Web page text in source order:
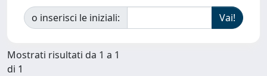
o inserisci le iniziali:
Mostrati risultati da 1 a 1
di 1